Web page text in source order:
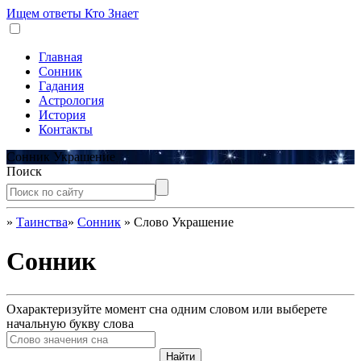
Ищем ответы Кто Знает
Главная
Сонник
Гадания
Астрология
История
Контакты
Сонник Украшение
Поиск
» Таинства» Сонник » Слово Украшение
Сонник
Охарактеризуйте момент сна одним словом или выберете
начальную букву слова